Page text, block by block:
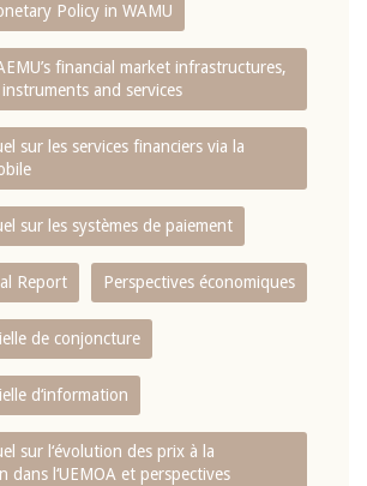
Policy in WAMU
financial market infrastructures,
and services
sur les services financiers via la
sur les systèmes de paiement
Report Perspectives économiques
de conjoncture
d‘information
sur l‘évolution des prix à la
dans l‘UEMOA et perspectives